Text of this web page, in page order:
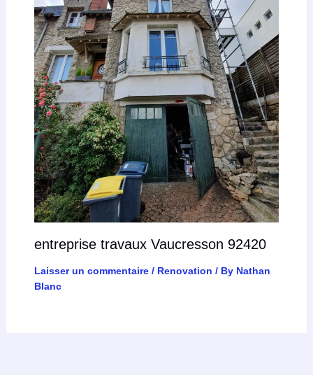
entreprise travaux Vaucresson 92420
Laisser un commentaire / Renovation / By Nathan
Blanc